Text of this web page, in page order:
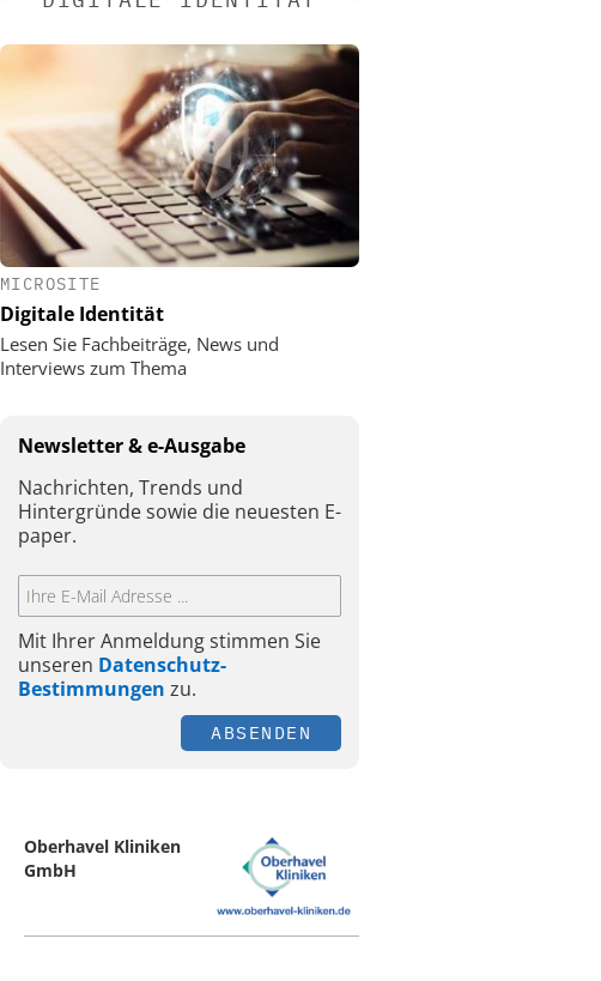
MICROSITE
Digitale Identität
Lesen Sie Fachbeiträge, News und
Interviews zum Thema
Newsletter & e-Ausgabe
Nachrichten, Trends und
Hintergründe sowie die neuesten E-
paper.
Mit Ihrer Anmeldung stimmen Sie
unseren Datenschutz-
Bestimmungen zu.
ABSENDEN
Oberhavel Kliniken
GmbH